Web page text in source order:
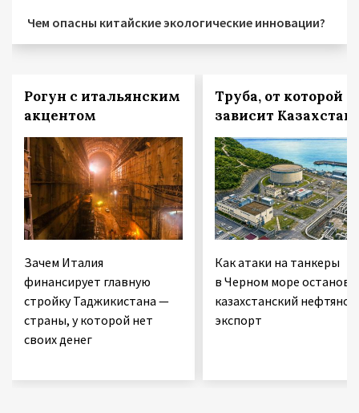
Чем опасны китайские экологические инновации?
Рогун с итальянским
акцентом
Зачем Италия
финансирует главную
стройку Таджикистана —
страны, у которой нет
своих денег
Труба, от которой
зависит Казахстан
Как атаки на танкеры
в Черном море
казахстанский нефтяной
экспорт